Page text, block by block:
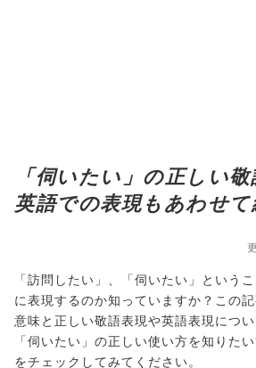
「伺いたい」の正しい
英語での表現もあわせ
「訪問したい」、「伺いたい」という
に表現するのか知っていますか？この
意味と正しい敬語表現や英語表現につい
「伺いたい」の正しい使い方を知りた
をチェックしてみてください。